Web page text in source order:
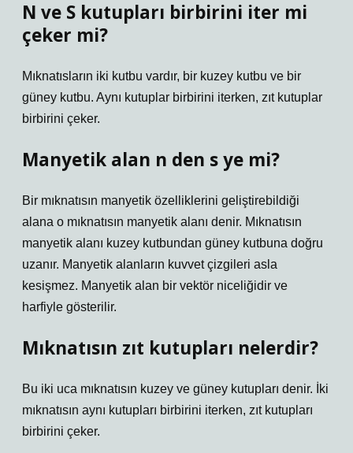
N ve S kutupları birbirini iter mi
çeker mi?
Mıknatısların iki kutbu vardır, bir kuzey kutbu ve bir
güney kutbu. Aynı kutuplar birbirini iterken, zıt kutuplar
birbirini çeker.
Manyetik alan n den s ye mi?
Bir mıknatısın manyetik özelliklerini geliştirebildiği
alana o mıknatısın manyetik alanı denir. Mıknatısın
manyetik alanı kuzey kutbundan güney kutbuna doğru
uzanır. Manyetik alanların kuvvet çizgileri asla
kesişmez. Manyetik alan bir vektör niceliğidir ve
harfiyle gösterilir.
Mıknatısın zıt kutupları nelerdir?
Bu iki uca mıknatısın kuzey ve güney kutupları denir. İki
mıknatısın aynı kutupları birbirini iterken, zıt kutupları
birbirini çeker.